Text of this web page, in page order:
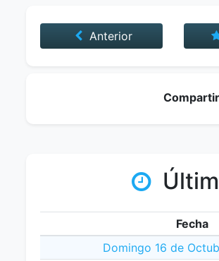
Anterior
Fecha
Domingo 16 de